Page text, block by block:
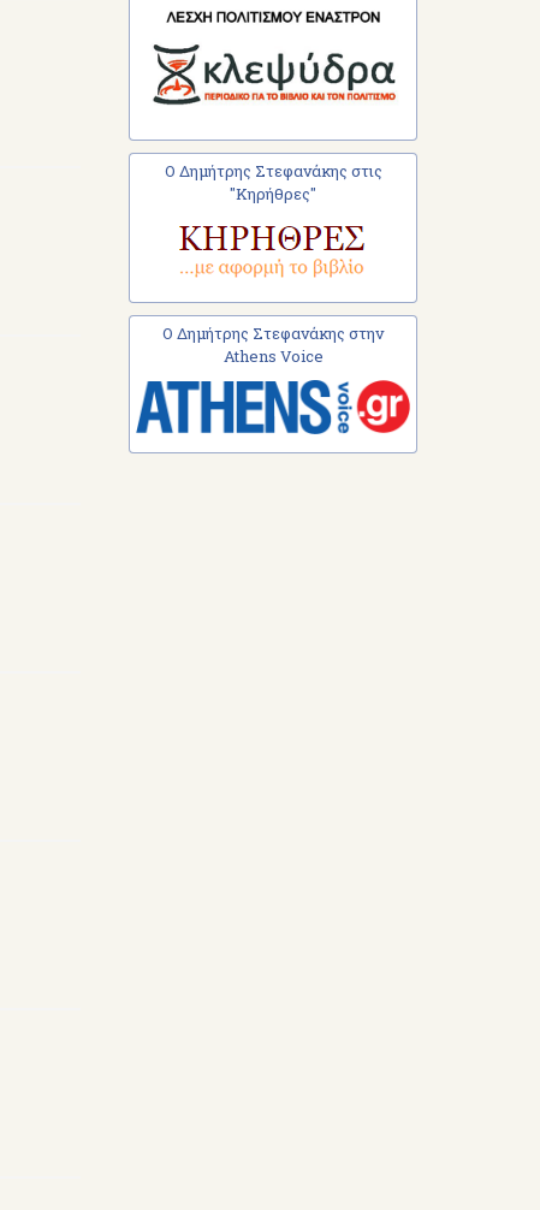
Ο Δημήτρης Στεφανάκης στις
"Κηρήθρες"
Ο Δημήτρης Στεφανάκης στην
Athens Voice